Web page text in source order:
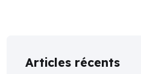
Articles récents